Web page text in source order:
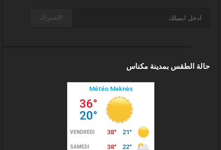
الاشتراك
حالة الطقس بمدينة مكناس